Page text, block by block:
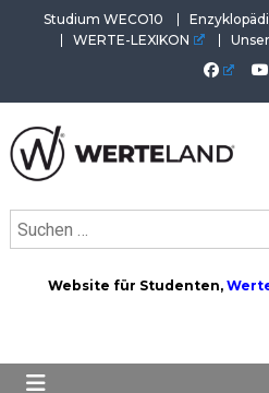
Studium WECO10
WERTE-LEXIKON
Akademie. Wertvolles
Website für Studenten,